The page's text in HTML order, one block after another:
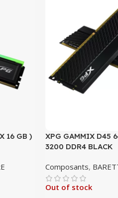
16 GB )
XPG GAMMIX D45
3200 DDR4 BLACK
Composants,
Out of stock